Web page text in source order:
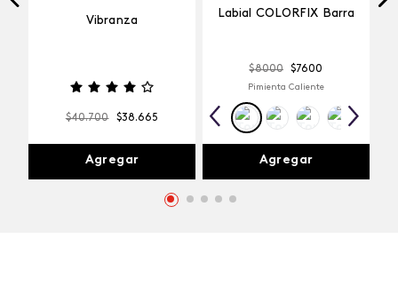
Vibranza
$40.700 $38.665
Agregar
Labial COLORFIX Barra
$8000 $7600
Pimienta Caliente
Agregar